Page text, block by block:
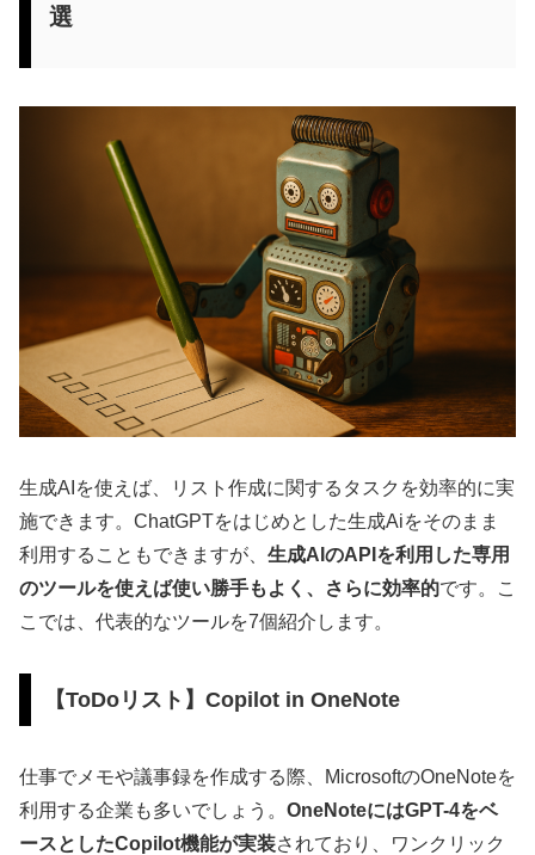
選
生成AIを使えば、リスト作成に関するタスクを効率的に実
施できます。ChatGPTをはじめとした生成Aiをそのまま
利用することもできますが、 生成AIのAPIを利用した専用
のツールを使えば使い勝手もよく、さらに効率的です。こ
こでは、代表的なツールを7個紹介します。
【ToDoリスト】Copilot in OneNote
仕事でメモや議事録を作成する際、MicrosoftのOneNoteを
利用する企業も多いでしょう。 OneNoteにはGPT-4をベ
ースとしたCopilot機能が実装されており、ワンクリック